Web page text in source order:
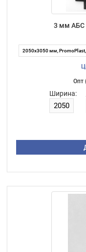
3 мм АБС
Опт
Ширина: